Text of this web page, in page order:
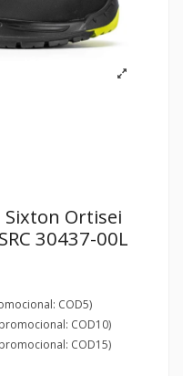
Ortisei
30437-00L
COD5)
COD10)
COD15)